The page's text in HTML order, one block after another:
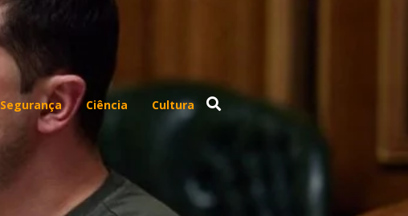
Segurança Ciência Cultura